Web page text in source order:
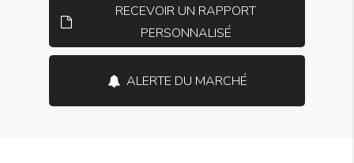
RECEVOIR UN RAPPORT
PERSONNALISÉ
ALERTE DU MARCHÉ